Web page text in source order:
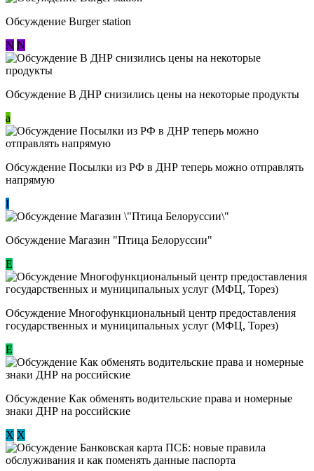
Обсуждение Burger station
N N
Обсуждение В ДНР снизились цены на некоторые продукты
a
Обсуждение Посылки из РФ в ДНР теперь можно отправлять
напрямую
I
Обсуждение Магазин "Птица Белоруссии"
Е
Обсуждение Многофункциональный центр предоставления
государственных и муниципальных услуг (МФЦ, Торез)
E
Обсуждение ​Как обменять водительские права и номерные
знаки ДНР на российские
Х Х